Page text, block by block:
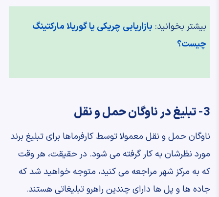
بیشتر بخوانید: بازاریابی چریکی یا گوریلا مارکتینگ
چیست؟
3- تبلیغ در ناوگان حمل و نقل
ناوگان حمل و نقل معمولا توسط کارفرماها برای تبلیغ برند
مورد نظرشان به کار گرفته می شود. در حقیقت، هر وقت
که به مرکز شهر مراجعه می کنید، متوجه خواهید شد که
جاده ها و پل ها دارای چندین راهرو تبلیغاتی هستند.